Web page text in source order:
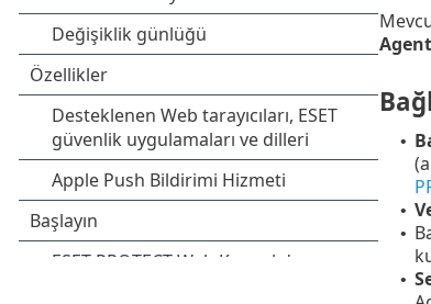
Agent
•
•
•
•